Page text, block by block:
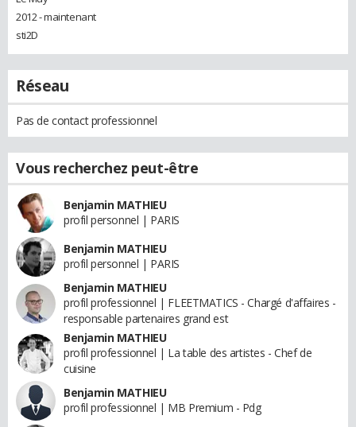
2012 - maintenant
sti2D
Réseau
Pas de contact professionnel
Vous recherchez peut-être
Benjamin MATHIEU
profil personnel | PARIS
Benjamin MATHIEU
profil personnel | PARIS
Benjamin MATHIEU
profil professionnel | FLEETMATICS - Chargé d'affaires -
responsable partenaires grand est
Benjamin MATHIEU
profil professionnel | La table des artistes - Chef de
cuisine
Benjamin MATHIEU
profil professionnel | MB Premium - Pdg